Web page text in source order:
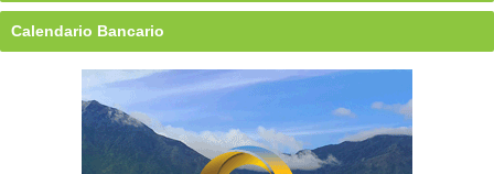
Calendario Bancario